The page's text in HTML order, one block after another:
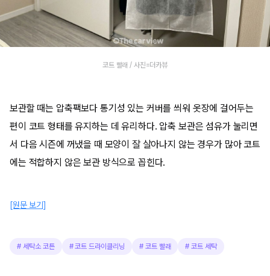
코트 빨래 / 사진=더카뷰
보관할 때는 압축팩보다 통기성 있는 커버를 씌워 옷장에 걸어두는
편이 코트 형태를 유지하는 데 유리하다. 압축 보관은 섬유가 눌리면
서 다음 시즌에 꺼냈을 때 모양이 잘 살아나지 않는 경우가 많아 코트
에는 적합하지 않은 보관 방식으로 꼽힌다.
[원문 보기]
# 세탁소 코튼 #코트 드라이클리닝 # 코트 빨래 #코트 세탁